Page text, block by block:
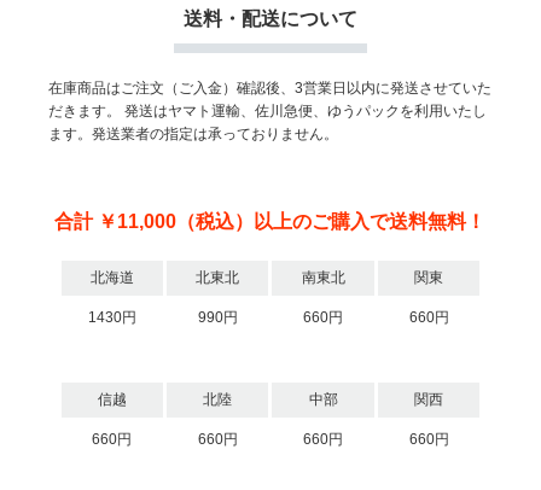
送料・配送について
在庫商品はご注文（ご入金）確認後、3営業日以内に発送させていた
だきます。
発送はヤマト運輸、佐川急便、ゆうパックを利用いたし
ます。発送業者の指定は承っておりません。
合計 ￥11,000（税込）以上のご購入で送料無料！
北海道 北東北 南東北 関東
1430円 990円 660円 660円
信越 北陸 中部 関西
660円 660円 660円 660円